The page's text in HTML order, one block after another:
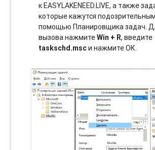
к EASYLAKENEED.LIVE, а также
которые кажутся
помощью Планировщика задач.
вызова нажмитеWin + R, введите
taskschd.mscи нажмите ОК.